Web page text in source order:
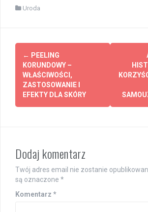
Uroda
Post
navigation
← PEELING
KORUNDOWY –
WŁAŚCIWOŚCI,
ZASTOSOWANIE I
EFEKTY DLA SKÓRY
Dodaj komentarz
Twój adres email nie zostanie
są oznaczone *
Komentarz *